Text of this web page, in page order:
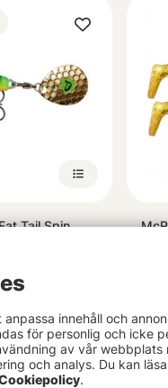
Tail Spin
innehåll och
för personlig och icke
av vår webbplats
och analys. Du kan
.